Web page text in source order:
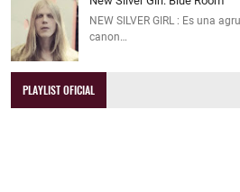
NEW SILVER GIRL : Es una
canon…
PLAYLIST OFICIAL